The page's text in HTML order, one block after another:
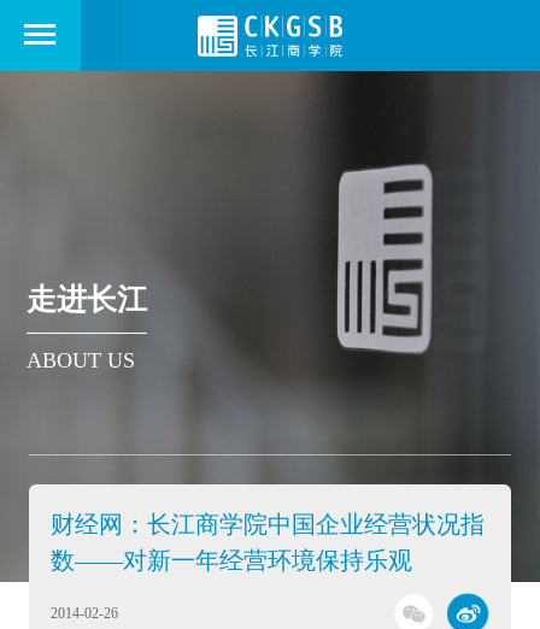
走进长江
ABOUT US
财经网：长江商学院中国企业经营状况指
数——对新一年经营环境保持乐观
2014-02-26